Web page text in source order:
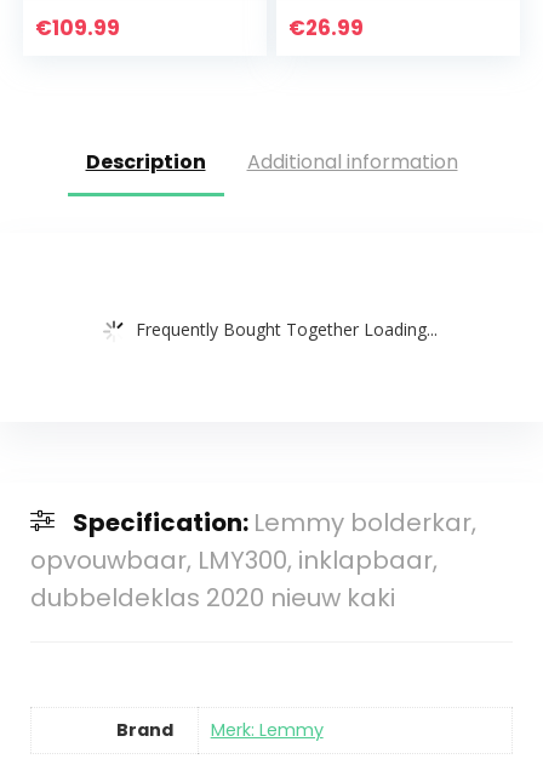
Strandwagen
€109.99 €26.99
Description Additional information
Frequently Bought Together Loading...
Specification: Lemmy bolderkar,
opvouwbaar, LMY300, inklapbaar,
dubbeldeklas 2020 nieuw kaki
Brand Merk: Lemmy